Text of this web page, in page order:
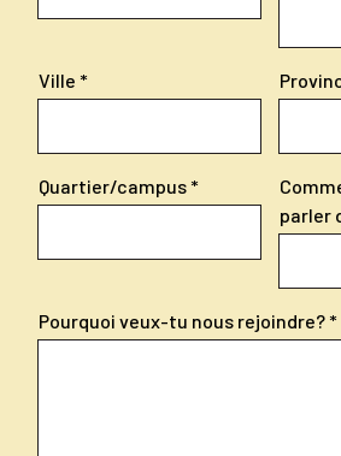
Ville
Quartier/campus
parler
Pourquoi veux-tu nous rejoindre?